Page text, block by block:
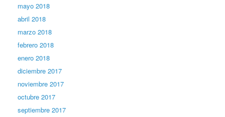
mayo 2018
abril 2018
marzo 2018
febrero 2018
enero 2018
diciembre 2017
noviembre 2017
octubre 2017
septiembre 2017